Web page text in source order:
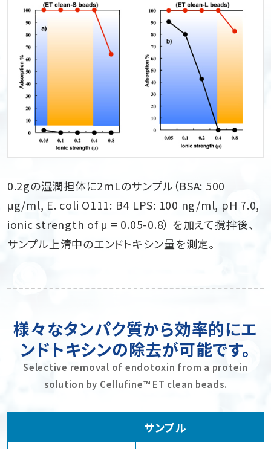
0.2gの湿潤担体に2mLのサンプル（BSA: 500
μg/ml, E. coli O111: B4 LPS: 100 ng/ml, pH 7.0,
ionic strength of μ = 0.05-0.8） を加えて撹拌後、
サンプル上清中のエンドトキシン量を測定。
様々なタンパク質から効率的にエ
ンドトキシンの除去が可能です。
Selective removal of endotoxin from a protein
solution by Cellufine™ ET clean beads.
サンプル